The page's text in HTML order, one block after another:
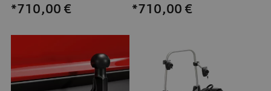
*710,00 € *710,00 €